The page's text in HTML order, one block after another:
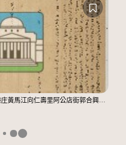
道光十四年鳳邑維新里竹仔港庄黃馬江向仁壽里阿公店街郭合興立找賣杜盡絕契